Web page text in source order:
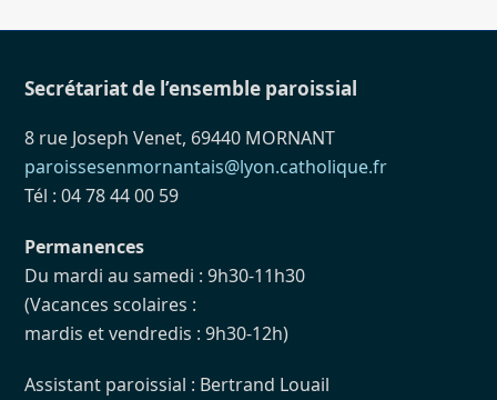
Secrétariat de l’ensemble paroissial
8 rue Joseph Venet, 69440 MORNANT
paroissesenmornantais@lyon.catholique.fr
Tél : 04 78 44 00 59
Permanences
Du mardi au samedi : 9h30-11h30
(Vacances scolaires :
mardis et vendredis : 9h30-12h)
Assistant paroissial : Bertrand Louail